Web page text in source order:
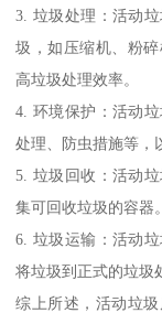
3. 垃圾处理：活动
圾，如压缩机、粉
高垃圾处理效率。
4. 环境保护：活动
处理、防虫措施等，
5. 垃圾回收：活动
集可回收垃圾的容器
6. 垃圾运输：活动
将垃圾到正式的垃圾
综上所述，活动垃